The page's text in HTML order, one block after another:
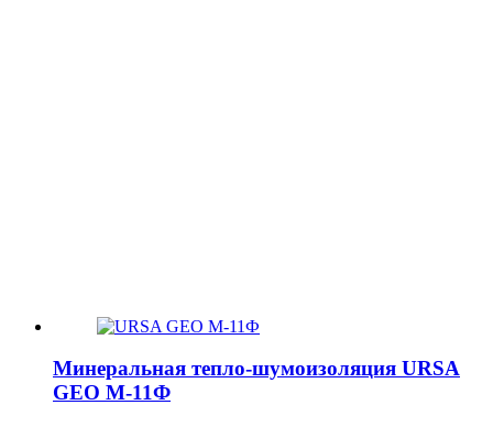
Минеральная тепло-шумоизоляция URSA
GEO М-11Ф